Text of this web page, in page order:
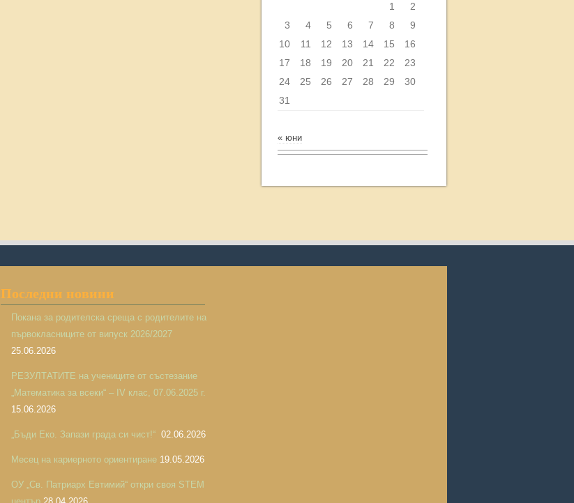
1
2
3
4 5 6 7 8
9
10
11 12 13 14 15
16
17
18 19 20 21 22
23
24
25 26 27 28 29
30
31
« юни
Последни новини
Покана за родителска среща с родителите на
първокласниците от випуск 2026/2027
25.06.2026
РЕЗУЛТАТИТЕ на учениците от състезание
„Математика за всеки“ – IV клас, 07.06.2025 г.
15.06.2026
„Бъди Еко. Запази града си чист!“ 02.06.2026
Месец на кариерното ориентиране 19.05.2026
ОУ „Св. Патриарх Евтимий“ откри своя STEM